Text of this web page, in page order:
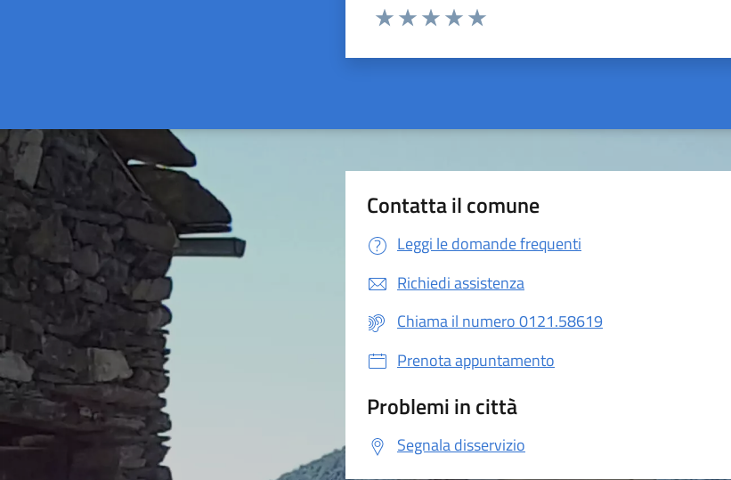
Valuta da 1 a 5 stelle la pagina
Contatta il comune
Leggi le domande frequenti
Richiedi assistenza
Chiama il numero 0121.58619
Prenota appuntamento
Problemi in città
Segnala disservizio